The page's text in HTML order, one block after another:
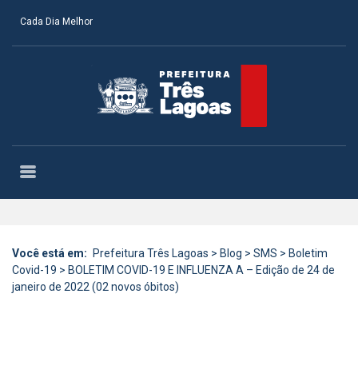
Cada Dia Melhor
Você está em: Prefeitura Três Lagoas > Blog > SMS > Boletim
Covid-19 > BOLETIM COVID-19 E INFLUENZA A – Edição de 24 de
janeiro de 2022 (02 novos óbitos)